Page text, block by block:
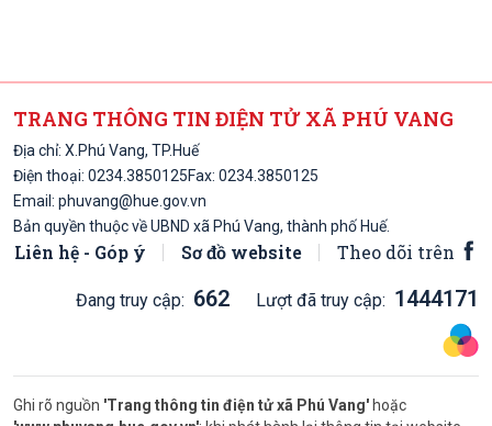
TRANG THÔNG TIN ĐIỆN TỬ XÃ PHÚ VANG
Địa chỉ: X.Phú Vang, TP.Huế
Điện thoại: 0234.3850125Fax: 0234.3850125
Email: phuvang@hue.gov.vn
Bản quyền thuộc về UBND xã Phú Vang, thành phố Huế.
Liên hệ - Góp ý Sơ đồ website Theo dõi trên
Đang truy cập: 662 Lượt đã truy cập: 1444171
Ghi rõ nguồn 'Trang thông tin điện tử xã Phú Vang' hoặc